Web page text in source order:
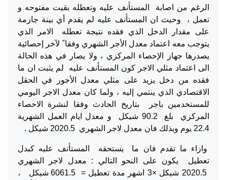
الرغم من اصابة المستأنف عليه وتعطله بقيت مفتوحه و
تعمل ، وحيث ان المستأنف عليه لم يقدم أي بينة جازمة
على مقدار الدخل الذي فقده نتيجة تعطله الامر الذي
يتوجب معه اعتماد معدل الأجر الشهري وفقا ً لآخر إحصائية
يصدرها جهاز الإحصاء المركزي ، ولا يصار في هذه الحالة
الى اعتماد مثلي الاجر كون المستأنف عليه لم يثبت ان ما
فقده من دخل يزيد على مثلي معدل الأجور في الحقل
الاقتصادي الذي ينتمي إليه ، ولما كان معدل الاجر اليومي
للمستخدمين باجر بتاريخ الحادث وفقا لنشرة الاحصاء
المركزي بلغ 90.2 شيكل و معدل ايام العمل الشهرية
22.4 يوم وبذلك فان معدل لاجر الشهري 2020.5 شيكل .
وازاء ما تقدم فان ما يستحقه المستأنف عليه كبدل
تعطيل يكون على النحو التالي : معدل لاجر الشهري
2020.5 شيكل ×3 اشهر مدة تعطيل = 6061.5 شيكل ،